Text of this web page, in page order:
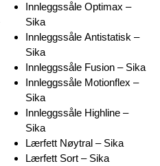
Innleggssåle Optimax –
Sika
Innleggssåle Antistatisk –
Sika
Innleggssåle Fusion – Sika
Innleggssåle Motionflex –
Sika
Innleggssåle Highline –
Sika
Lærfett Nøytral – Sika
Lærfett Sort – Sika